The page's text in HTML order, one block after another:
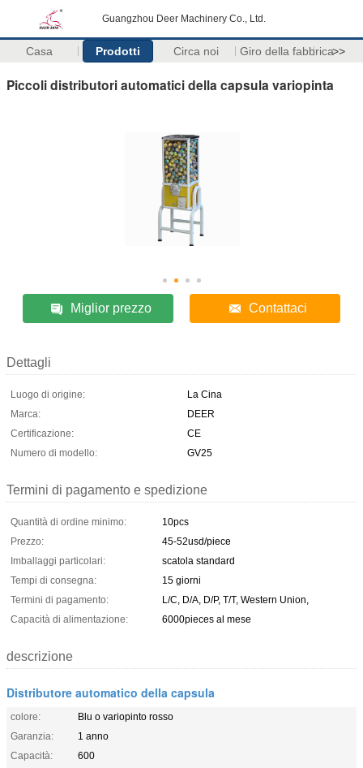
Guangzhou Deer Machinery Co., Ltd.
Casa Prodotti Circa noi Giro della fabbrica>>
Piccoli distributori automatici della capsula variopinta
Miglior prezzo Contattaci
Dettagli
Luogo di origine:
La Cina
Marca:
DEER
Certificazione:
CE
Numero di modello:
GV25
Termini di pagamento e spedizione
Quantità di ordine minimo:
10pcs
Prezzo:
45-52usd/piece
Imballaggi particolari:
scatola standard
Tempi di consegna:
15 giorni
Termini di pagamento:
L/C, D/A, D/P, T/T, Western Union,
Capacità di alimentazione:
6000pieces al mese
descrizione
Distributore automatico della capsula
colore:
Blu o variopinto rosso
Garanzia:
1 anno
Capacità:
600